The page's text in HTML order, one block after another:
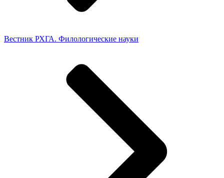
Вестник РХГА. Филологические науки